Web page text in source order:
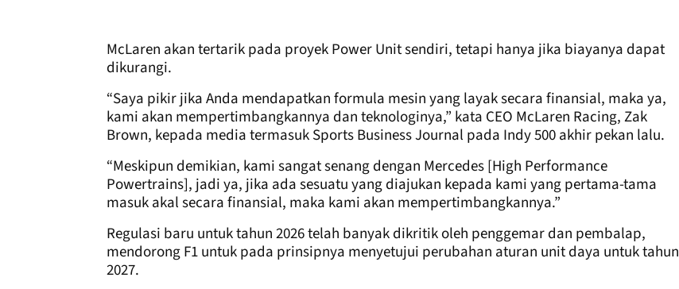
McLaren akan tertarik pada proyek Power Unit sendiri, tetapi hanya jika biayanya dapat
dikurangi.
“Saya pikir jika Anda mendapatkan formula mesin yang layak secara finansial, maka ya,
kami akan mempertimbangkannya dan teknologinya,” kata CEO McLaren Racing, Zak
Brown, kepada media termasuk Sports Business Journal pada Indy 500 akhir pekan lalu.
“Meskipun demikian, kami sangat senang dengan Mercedes [High Performance
Powertrains], jadi ya, jika ada sesuatu yang diajukan kepada kami yang pertama-tama
masuk akal secara finansial, maka kami akan mempertimbangkannya.”
Regulasi baru untuk tahun 2026 telah banyak dikritik oleh penggemar dan pembalap,
mendorong F1 untuk pada prinsipnya menyetujui perubahan aturan unit daya untuk tahun
2027.